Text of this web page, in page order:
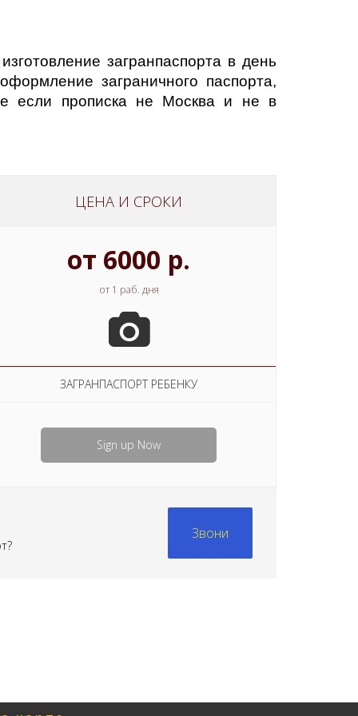
загранпаспорта в день
заграничного паспорта,
если прописка не Москва и не в
ЦЕНА И СРОКИ
от 6000 р.
от 1 раб. дня
ЗАГРАНПАСПОРТ РЕБЕНКУ
Sign up Now
Звони